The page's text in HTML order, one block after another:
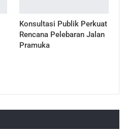
Konsultasi Publik Perkuat
Rencana Pelebaran Jalan
Pramuka